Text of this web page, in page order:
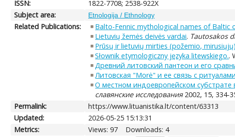
ISSN:
1822-7708; 2538-922X
Subject area:
Etnologija / Ethnology
Related Publications: Balto-Fennic mythological names of Baltic
Lietuvių žemės deivės vardai. Tautosakos
Prūsų ir lietuvių mirties (požemio,
Słownik etymologiczny języka litewskiego..
Древний литовский пантеон и его
Литовская "Morė" и ее связь с
О местном индоевропейском субстрате
славянские исследования2002, 15, 334-
Permalink:
https://www.lituanistika.lt/content/63313
Updated:
2026-05-25 15:13:31
Metrics:
Views: 97
Downloads: 4